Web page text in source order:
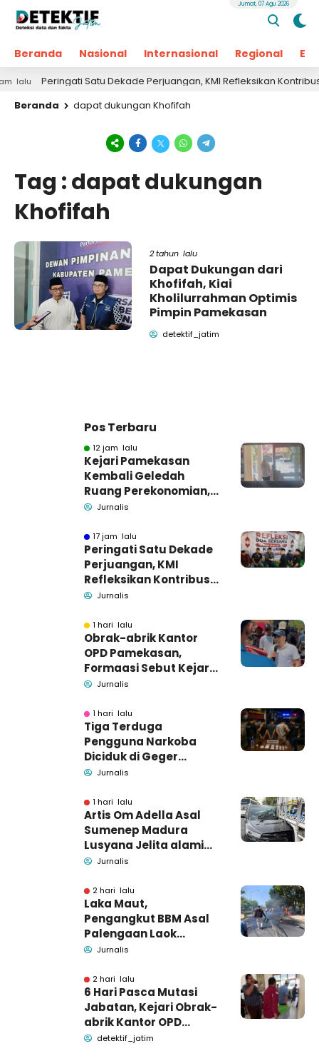
Beranda Nasional Internasional Regional
Jumat, 07 Agu 2026
Peringati Satu Dekade Perjuangan, KMI Refleksikan Kontribusi
Beranda
dapat dukungan Khofifah
Tag : dapat dukungan
Khofifah
2 tahun lalu
Dapat Dukungan dari
Khofifah, Kiai
Kholilurrahman Optimis
Pimpin Pamekasan
detektif_jatim
Pos Terbaru
12 jam lalu
Kejari Pamekasan
Kembali Geledah
Ruang Perekonomian,
Pidsus: Tunggu Saja!
Jurnalis
17 jam lalu
Peringati Satu Dekade
Perjuangan, KMI
Refleksikan Kontribusi
untuk Masyarakat
Jurnalis
1 hari lalu
Obrak-abrik Kantor
OPD Pamekasan,
Formaasi Sebut Kejari
Pamekasan
Jurnalis
1 hari lalu
Tiga Terduga
Pengguna Narkoba
Diciduk di Geger
Bangkalan, Polisi Masih
Barang Bukti
Jurnalis
1 hari lalu
Artis Om Adella Asal
Sumenep Madura
Lusyana Jelita alami
kecelakaan di Wonogiri
Jurnalis
2 hari lalu
Laka Maut,
Pengangkut BBM Asal
Palengaan Laok
Pamekasan Meninggal
Jurnalis
2 hari lalu
6 Hari Pasca Mutasi
Jabatan, Kejari Obrak-
abrik Kantor OPD
Pemkab Pamekasan
detektif_jatim